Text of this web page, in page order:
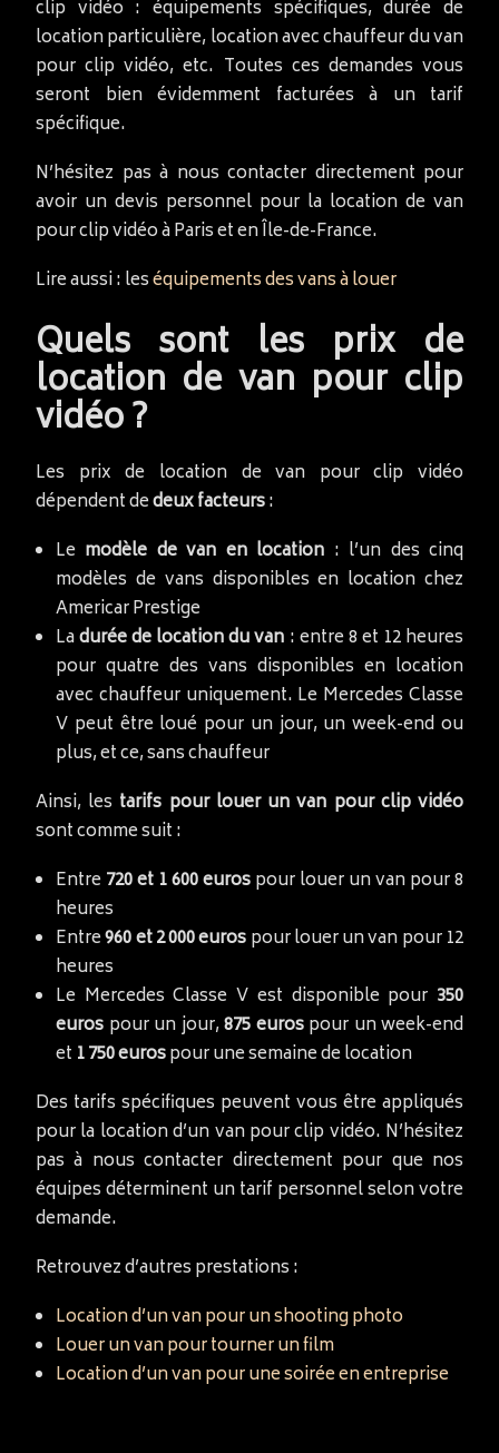
clip vidéo : équipements spécifiques, durée de
location particulière, location avec chauffeur du van
pour clip vidéo, etc. Toutes ces demandes vous
seront bien évidemment facturées à un tarif
spécifique.
N’hésitez pas à nous contacter directement pour
avoir un devis personnel pour la location de van
pour clip vidéo à Paris et en Île-de-France.
Lire aussi : leséquipements des vans à louer
Quels sont les prix de
location de van pour clip
vidéo ?
Les prix de location de van pour clip vidéo
dépendent dedeux facteurs:
Le modèle de van en location : l’un des cinq
modèles de vans disponibles en location chez
Americar Prestige
Ladurée de location du van : entre 8 et 12 heures
pour quatre des vans disponibles en location
avec chauffeur uniquement. Le Mercedes Classe
V peut être loué pour un jour, un week-end ou
plus, et ce, sans chauffeur
Ainsi, les tarifs pour louer un van pour clip vidéo
sont comme suit :
Entre720 et 1 600 eurospour louer un van pour 8
heures
Entre960 et 2 000 eurospour louer un van pour 12
heures
Le Mercedes Classe V est disponible pour 350
euros pour un jour,875 eurospour un week-end
et 1 750 eurospour une semaine de location
Des tarifs spécifiques peuvent vous être appliqués
pour la location d’un van pour clip vidéo. N’hésitez
pas à nous contacter directement pour que nos
équipes déterminent un tarif personnel selon votre
demande.
Retrouvez d’autres prestations :
Location d’un van pour un shooting photo
Louer un van pour tourner un film
Location d’un van pour une soirée en entreprise